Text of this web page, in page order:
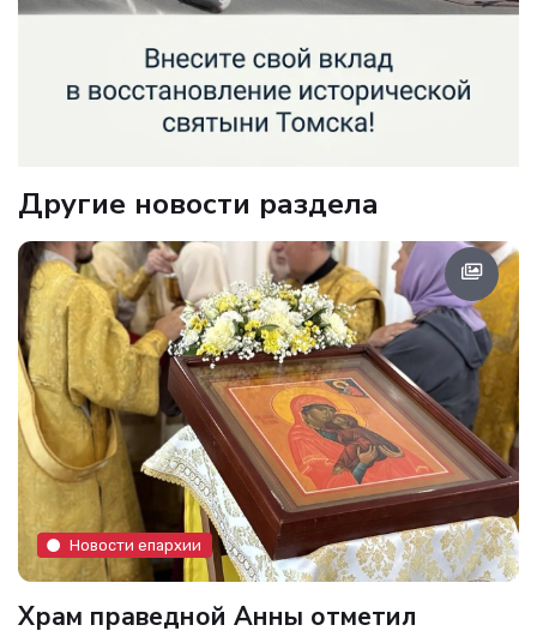
Другие новости раздела
Новости епархии
Храм праведной Анны отметил